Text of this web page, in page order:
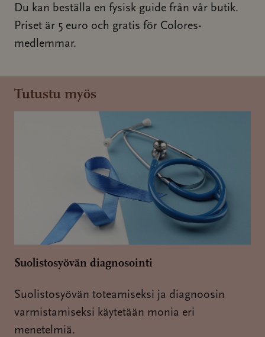
Du kan beställa en fysisk guide från vår butik.
Priset är 5 euro och gratis för Colores-
medlemmar.
Tutustu myös
Suolistosyövän diagnosointi
Suolistosyövän toteamiseksi ja diagnoosin
varmistamiseksi käytetään monia eri
menetelmiä.